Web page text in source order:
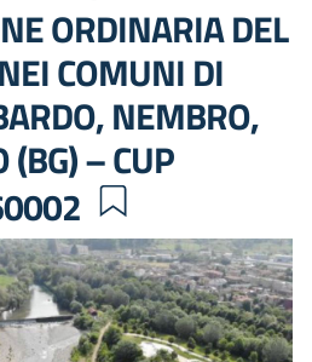
ORDINARIA DEL
COMUNI DI
NEMBRO,
(BG) – CUP